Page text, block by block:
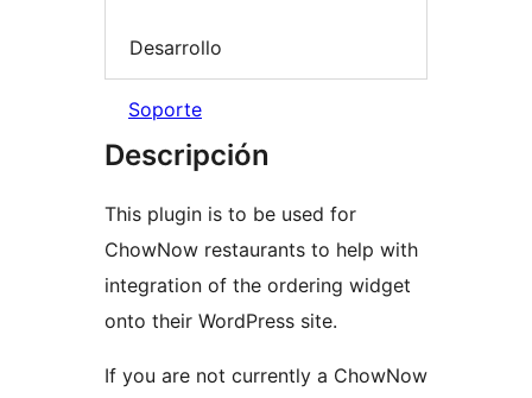
Desarrollo
Soporte
Descripción
This plugin is to be used for
ChowNow restaurants to help with
integration of the ordering widget
onto their WordPress site.
If you are not currently a ChowNow